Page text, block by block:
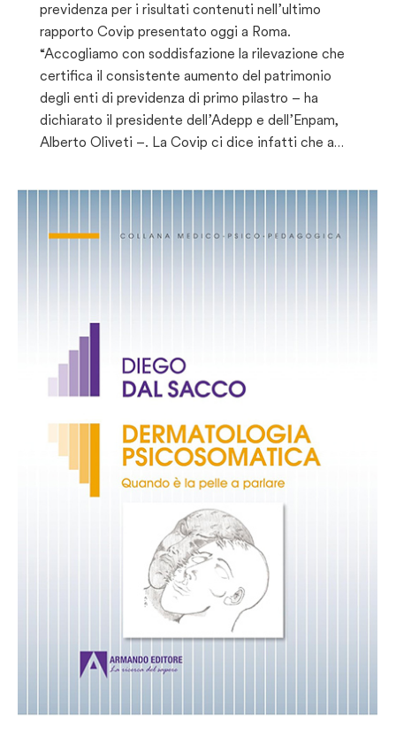
previdenza per i risultati contenuti nell’ultimo
rapporto Covip presentato oggi a Roma.
“Accogliamo con soddisfazione la rilevazione che
certifica il consistente aumento del patrimonio
degli enti di previdenza di primo pilastro – ha
dichiarato il presidente dell’Adepp e dell’Enpam,
Alberto Oliveti –. La Covip ci dice infatti che a…